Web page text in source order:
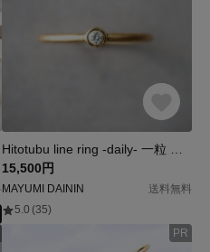
15,500円
MAYUMI DAININ
送料無料
5.0 (35)
PR